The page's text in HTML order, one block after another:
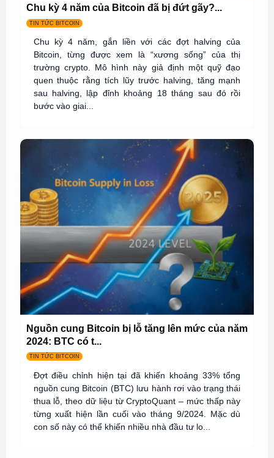
Chu kỳ 4 năm của Bitcoin đã bị đứt gãy?...
TIN TỨC BITCOIN
Chu kỳ 4 năm, gắn liền với các đợt halving của
Bitcoin, từng được xem là “xương sống” của thị
trường crypto. Mô hình này giả định một quỹ đạo
quen thuộc rằng tích lũy trước halving, tăng mạnh
sau halving, lập đỉnh khoảng 18 tháng sau đó rồi
bước vào giai...
Nguồn cung Bitcoin bị lỗ tăng lên mức của năm
2024: BTC có t...
TIN TỨC BITCOIN
Đợt điều chỉnh hiện tại đã khiến khoảng 33% tổng
nguồn cung Bitcoin (BTC) lưu hành rơi vào trạng thái
thua lỗ, theo dữ liệu từ CryptoQuant – mức thấp này
từng xuất hiện lần cuối vào tháng 9/2024. Mặc dù
con số này có thể khiến nhiều nhà đầu tư lo...